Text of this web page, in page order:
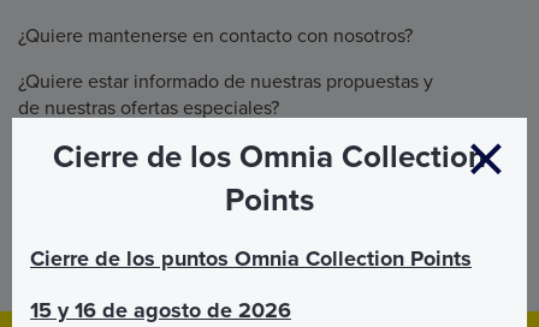
¿Quiere mantenerse en contacto con nosotros?
¿Quiere estar informado de nuestras propuestas y
de nuestras ofertas especiales?
Suscríbase a nuestro boletín indicándonos aquí su nombre,
italianas vigentes relativas a la privacidad (ver la nuestra
Politica de Privacidad
Cierre de los Omnia Collection
Points
Cierre de los puntos Omnia Collection Points
15 y 16 de agosto de 2026